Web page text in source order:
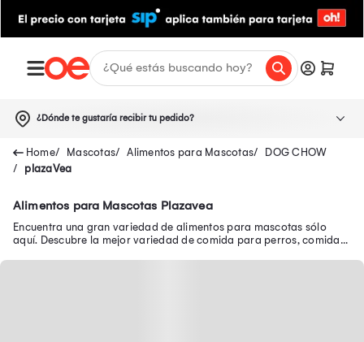
¿Dónde te gustaría recibir tu pedido?
Mascotas Alimentos para Mascotas
DOG CHOW
plazaVea
Alimentos para Mascotas Plazavea
Encuentra una gran variedad de alimentos para mascotas sólo
aquí. Descubre la mejor variedad de comida para perros, comida